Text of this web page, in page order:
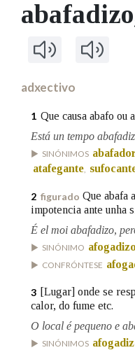
Facebook
TwitterYoutubeInstagram
Bluesky
BUSCAR NOS LEMAS
Comeza por
Contén
BUSCAR NO
Nas definicións
Nos exemplos
abafadizo
adxectivo
1 Que causa abafo ou
Está un tempo
SINÓNIMOS
atafegante
2 figurado Que abafa
impotencia ante unha
É el moi abafadizo,
SINÓNIMO afogadizo
CONFRÓNTESE
3 [Lugar] onde se
calor, do fume etc.
O local é pequeno e
SINÓNIMOS